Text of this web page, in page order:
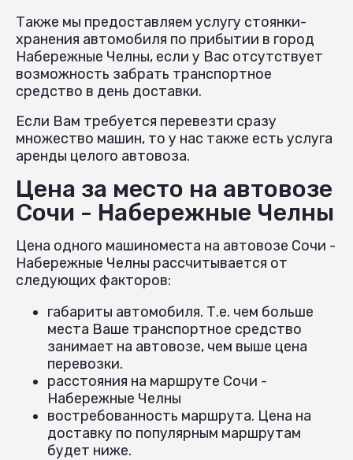
Также мы предоставляем услугу стоянки-
хранения автомобиля по прибытии в город
Набережные Челны, если у Вас отсутствует
возможность забрать транспортное
средство в день доставки.
Если Вам требуется перевезти сразу
множество машин, то у нас также есть услуга
аренды целого автовоза.
Цена за место на автовозе
Сочи - Набережные Челны
Цена одного машиноместа на автовозе Сочи -
Набережные Челны рассчитывается от
следующих факторов:
габариты автомобиля. Т.е. чем больше
места Ваше транспортное средство
занимает на автовозе, чем выше цена
перевозки.
расстояния на маршруте Сочи -
Набережные Челны
востребованность маршрута. Цена на
доставку по популярным маршрутам
будет ниже.